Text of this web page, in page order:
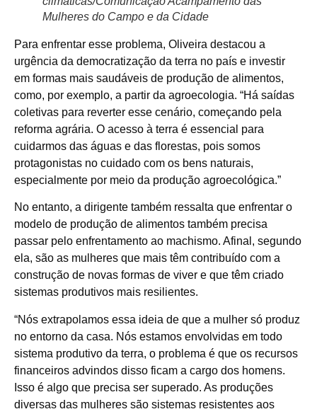
Mulheres do Campo e da Cidade
Para enfrentar esse problema, Oliveira destacou a
urgência da democratização da terra no país e investir
em formas mais saudáveis de produção de alimentos,
como, por exemplo, a partir da agroecologia. “Há saídas
coletivas para reverter esse cenário, começando pela
reforma agrária. O acesso à terra é essencial para
cuidarmos das águas e das florestas, pois somos
protagonistas no cuidado com os bens naturais,
especialmente por meio da produção agroecológica.”
No entanto, a dirigente também ressalta que enfrentar o
modelo de produção de alimentos também precisa
passar pelo enfrentamento ao machismo. Afinal, segundo
ela, são as mulheres que mais têm contribuído com a
construção de novas formas de viver e que têm criado
sistemas produtivos mais resilientes.
“Nós extrapolamos essa ideia de que a mulher só produz
no entorno da casa. Nós estamos envolvidas em todo
sistema produtivo da terra, o problema é que os recursos
financeiros advindos disso ficam a cargo dos homens.
Isso é algo que precisa ser superado. As produções
diversas das mulheres são sistemas resistentes aos